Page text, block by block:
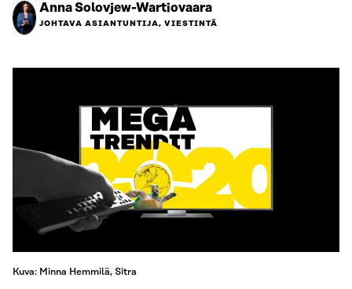
Anna Solovjew-Wartiovaara
JOHTAVA ASIANTUNTIJA, VIESTINTÄ
Kuva: Minna Hemmilä, Sitra